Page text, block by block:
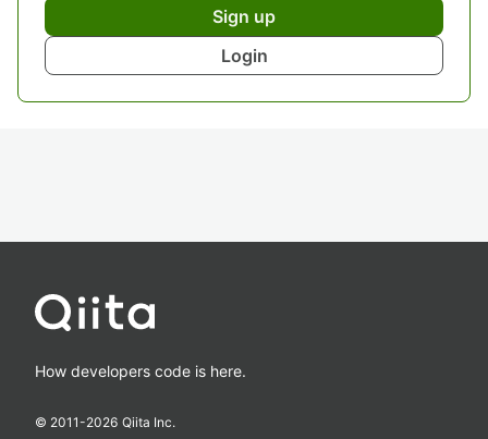
Sign up
Login
How developers code is here.
© 2011-2026 Qiita Inc.